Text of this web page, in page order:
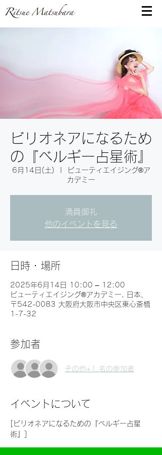
ビリオネアになるため
の『ベルギー占星術』
6月14日(土)
ビューティエイジング®︎ア
カデミー
満員御礼
他のイベントを見る
日時・場所
2025年6月14日 10:00 – 12:00
ビューティエイジング®︎アカデミー, 日本、
〒542-0083 大阪府大阪市中央区東心斎橋
1-7-32
参加者
その他+1 名の参加者
イベントについて
[ビリオネアになるための『ベルギー占星
術』]